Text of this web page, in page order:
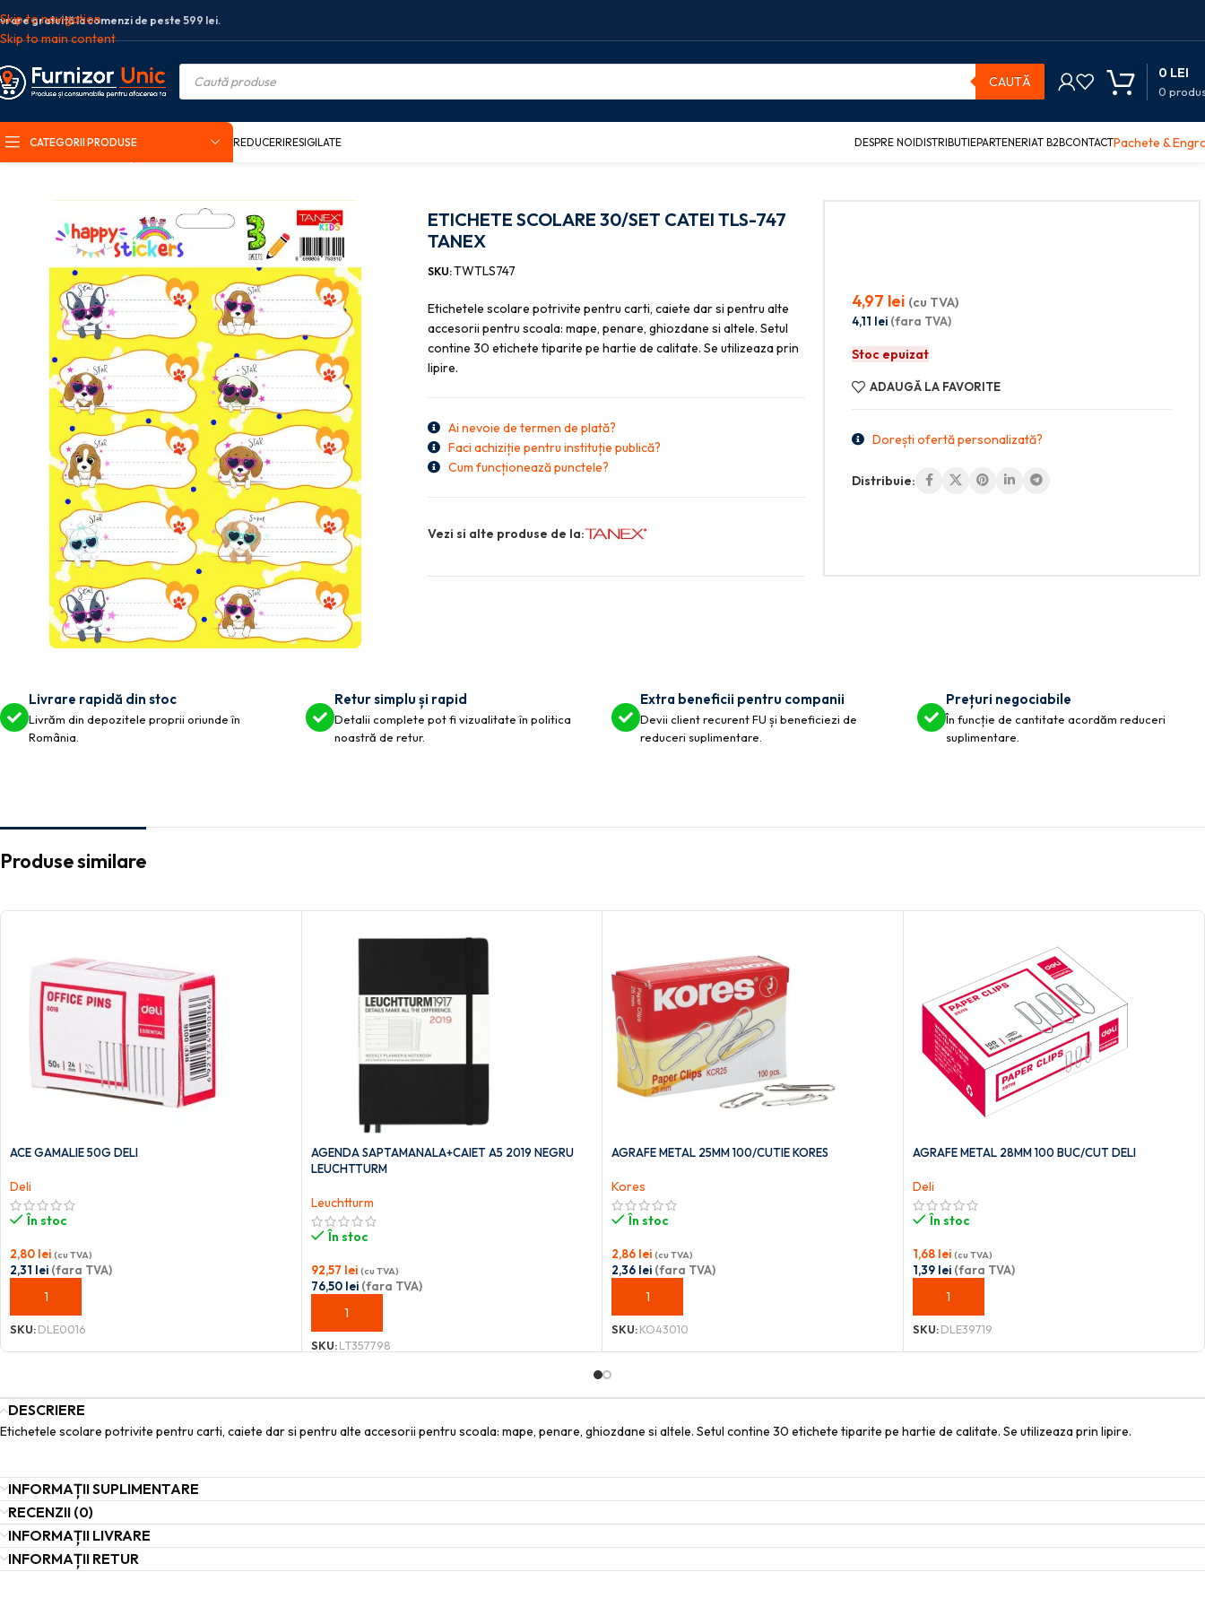
Skip to navigation
Skip to main content
gratuită la comenzi de peste 599 lei.
CAUTĂ
0
0 LEI
CATEGORII PRODUSE REDUCERIRESIGILATE DESPRE NOIDISTRIBUTIEPARTENERIAT B2BCONTACTPachete &
ETICHETE SCOLARE 30/SET CATEI TLS-747
TANEX
SKU:TWTLS747
Etichetele scolare potrivite pentru carti, caiete dar si pentru alte
accesorii pentru scoala: mape, penare, ghiozdane si altele. Setul
contine 30 etichete tiparite pe hartie de calitate. Se utilizeaza prin
lipire.
Ai nevoie de termen de plată?
Faci achiziție pentru instituție publică?
Cum funcționează punctele?
Vezi si alte produse de la:
4,97 lei (cu TVA)
4,11 lei (fara TVA)
Stoc epuizat
ADAUGĂ LA FAVORITE
Dorești ofertă personalizată?
Distribuie:
Livrare rapidă din stoc
Livrăm din depozitele proprii oriunde în
România.
Retur simplu și rapid
Detalii complete pot fi vizualitate în politica
noastră de retur.
Extra beneficii pentru companii
Devii client recurent FU și beneficiezi de
reduceri suplimentare.
Prețuri negociabile
În funcție de cantitate acordăm reduceri
suplimentare.
Produse similare
ACE GAMALIE 50G DELI
Deli
În stoc
2,80 lei (cu TVA)
2,31 lei (fara TVA)
ADAUGĂ ÎN COȘ
SKU:DLE0016
AGENDA SAPTAMANALA+CAIET A5 2019 NEGRU
LEUCHTTURM
Leuchtturm
În stoc
92,57 lei (cu TVA)
76,50 lei(fara TVA)
ADAUGĂ ÎN COȘ
SKU:LT357798
AGRAFE METAL 25MM 100/CUTIE KORES
Kores
În stoc
2,86 lei (cu TVA)
2,36 lei (fara TVA)
ADAUGĂ ÎN COȘ
SKU:KO43010
AGRAFE METAL 28MM 100 BUC/CUT DELI
Deli
În stoc
1,68 lei (cu TVA)
1,39 lei(fara TVA)
ADAUGĂ ÎN COȘ
SKU:DLE39719
DESCRIERE
Etichetele scolare potrivite pentru carti, caiete dar si pentru alte accesorii pentru scoala: mape, penare, ghiozdane si altele. Setul contine 30 etichete tiparite pe hartie de calitate. Se utilizeaza prin lipire.
INFORMAȚII SUPLIMENTARE
RECENZII (0)
INFORMAȚII LIVRARE
INFORMAȚII RETUR